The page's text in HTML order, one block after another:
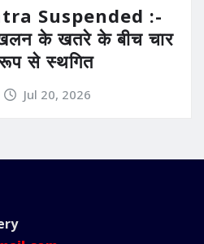
Suspended :-
के खतरे के बीच चार
रूप से स्थगित
Jul 20, 2026